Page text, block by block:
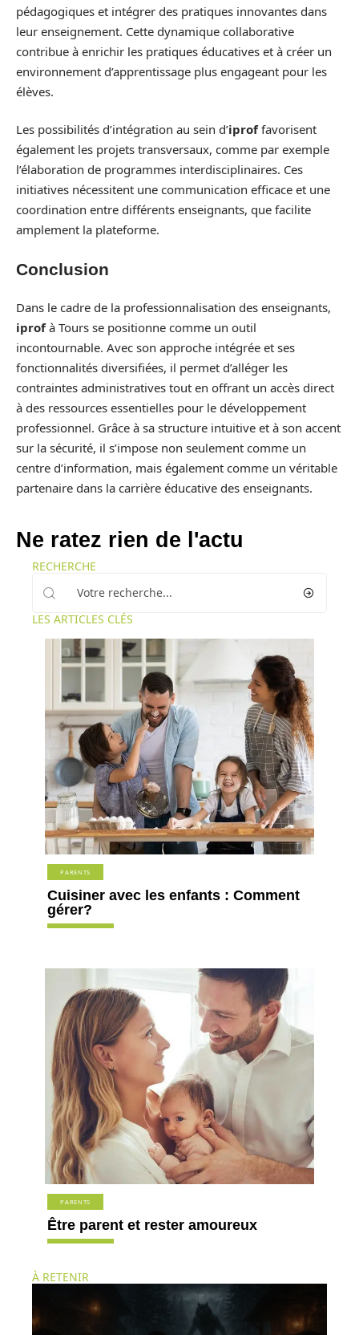
pédagogiques et intégrer des pratiques innovantes dans
leur enseignement. Cette dynamique collaborative
contribue à enrichir les pratiques éducatives et à créer un
environnement d’apprentissage plus engageant pour les
élèves.
Les possibilités d’intégration au sein d’iproffavorisent
également les projets transversaux, comme par exemple
l’élaboration de programmes interdisciplinaires. Ces
initiatives nécessitent une communication efficace et une
coordination entre différents enseignants, que facilite
amplement la plateforme.
Conclusion
Dans le cadre de la professionnalisation des enseignants,
iprofà Tours se positionne comme un outil
incontournable. Avec son approche intégrée et ses
fonctionnalités diversifiées, il permet d’alléger les
contraintes administratives tout en offrant un accès direct
à des ressources essentielles pour le développement
professionnel. Grâce à sa structure intuitive et à son accent
sur la sécurité, il s’impose non seulement comme un
centre d’information, mais également comme un véritable
partenaire dans la carrière éducative des enseignants.
Ne ratez rien de l'actu
RECHERCHE
LES ARTICLES CLÉS
PARENTS
Cuisiner avec les enfants : Comment
gérer?
PARENTS
Être parent et rester amoureux
À RETENIR